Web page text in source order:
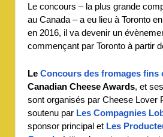
Le concours – la plus grande
au Canada – a eu lieu à Toronto
en 2016, il va devenir un
commençant par Toronto à partir
Le Concours des fromages fins
Canadian Cheese Awards, et
sont organisés par Cheese Lover
soutenu par Les Compagnies
sponsor principal et Les